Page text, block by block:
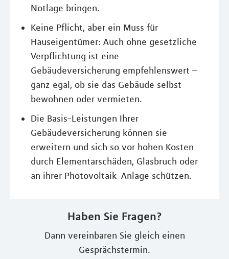
Notlage bringen.
Keine Pflicht, aber ein Muss für
Hauseigentümer: Auch ohne gesetzliche
Verpflichtung ist eine
Gebäudeversicherung empfehlenswert –
ganz egal, ob sie das Gebäude selbst
bewohnen oder vermieten.
Die Basis-Leistungen Ihrer
Gebäudeversicherung können sie
erweitern und sich so vor hohen Kosten
durch Elementarschäden, Glasbruch oder
an ihrer Photovoltaik-Anlage schützen.
Haben Sie Fragen?
Dann vereinbaren Sie gleich einen
Gesprächstermin.